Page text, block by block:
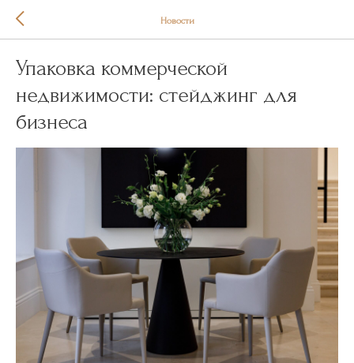
Новости
Упаковка коммерческой
недвижимости: стейджинг для
бизнеса